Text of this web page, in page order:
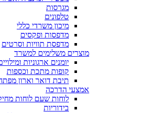
מגרסות
טלפונים
מיכון משרדי כללי
מדפסות ופקסים
מדפסת תוויות וסרטים
מוצרים משלימים למשרד
יומנים ארגוניות
קופות מתכת וכספות
תיבת דואר וארון
אמצעי הדרכה
לוחות שעם לוחות
בידוריות